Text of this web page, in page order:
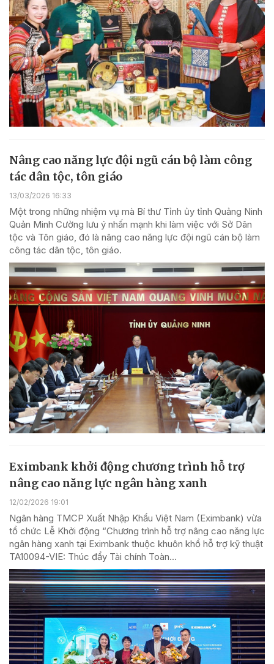
Nâng cao năng lực đội ngũ cán bộ làm công
tác dân tộc, tôn giáo
13/03/2026 16:33
Một trong những nhiệm vụ mà Bí thư Tỉnh ủy tỉnh Quảng Ninh
Quản Minh Cường lưu ý nhấn mạnh khi làm việc với Sở Dân
tộc và Tôn giáo, đó là nâng cao năng lực đội ngũ cán bộ làm
công tác dân tộc, tôn giáo.
Eximbank khởi động chương trình hỗ trợ
nâng cao năng lực ngân hàng xanh
12/02/2026 19:01
Ngân hàng TMCP Xuất Nhập Khẩu Việt Nam (Eximbank) vừa
tổ chức Lễ Khởi động “Chương trình hỗ trợ nâng cao năng lực
ngân hàng xanh tại Eximbank thuộc khuôn khổ hỗ trợ kỹ thuật
TA10094-VIE: Thúc đẩy Tài chính Toàn...